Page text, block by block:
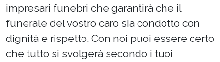
impresari funebri che garantirà che il
funerale del vostro caro sia condotto con
dignità e rispetto. Con noi puoi essere certo
che tutto si svolgerà secondo i tuoi